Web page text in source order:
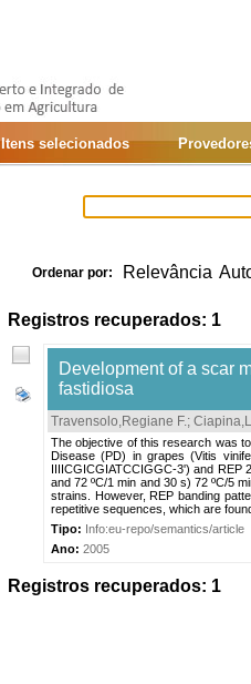
Itens selecionados
Ordenar por: Relevância
Registros recuperados: 1
Development of a scar
fastidiosa
Travensolo,Regiane F.;
The objective of this research was
Disease (PD) in grapes (Vitis
IIIICGICGIATCCIGGC-3') and REP
and 72 ºC/1 min and 30 s) 72 ºC/5
strains. However, REP banding
repetitive sequences, which are
Tipo: Info:eu-repo/semantics/article
Ano: 2005
Registros recuperados: 1